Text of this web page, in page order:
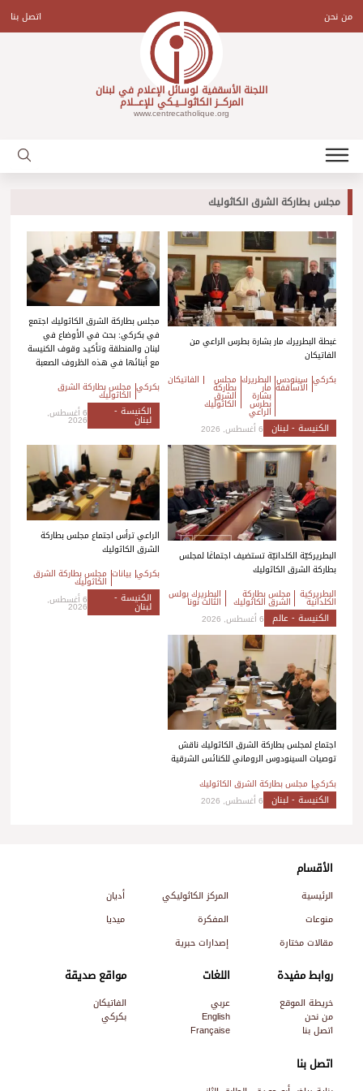
content
من نحن اتصل بنا
اللجنة الأسقفية لوسائل الإعلام في لبنان
المركـــز الكاثولـــيـكي للإعـــلام
www.centrecatholique.org
مجلس بطاركة الشرق الكاثوليك
غبطة البطريرك مار بشارة بطرس الراعي من
الفاتيكان
بكركي سينودس
الأساقفة
البطريرك
مار
بشارة
بطرس
الراعي
مجلس
بطاركة
الشرق
الكاثوليك
الفاتيكان
الكنيسة - لبنان 6 أغسطس, 2026
مجلس بطاركة الشرق الكاثوليك اجتمع
في بكركي: بحث في الأوضاع في
لبنان والمنطقة وتأكيد وقوف الكنيسة
مع أبنائها في هذه الظروف الصعبة
بكركي مجلس بطاركة الشرق
الكاثوليك
الكنيسة -
لبنان 6 أغسطس,
2026
البطريركيّة الكلدانيّة تستضيف اجتماعًا لمجلس
بطاركة الشرق الكاثوليك
البطريركية
الكلدانية
مجلس بطاركة
الشرق الكاثوليك
البطريرك بولس
الثالث نونا
الكنيسة - عالم 6 أغسطس, 2026
الراعي ترأس اجتماع مجلس بطاركة
الشرق الكاثوليك
بكركي بيانات مجلس بطاركة الشرق
الكاثوليك
الكنيسة -
لبنان 6 أغسطس,
2026
اجتماع لمجلس بطاركة الشرق الكاثوليك ناقش
توصيات السينودوس الروماني للكنائس الشرقية
بكركي مجلس بطاركة الشرق الكاثوليك
الكنيسة - لبنان 6 أغسطس, 2026
اتصل بنا
الأقسام
الرئيسية المركز الكاثوليكي
أديان
منوعات
المفكرة
ميديا
مقالات مختارة
إصدارات حبرية
روابط مفيدة
خريطة الموقع
من نحن
اتصل بنا
اللغات
عربي
English
Française
مواقع صديقة
الفاتيكان
بكركي